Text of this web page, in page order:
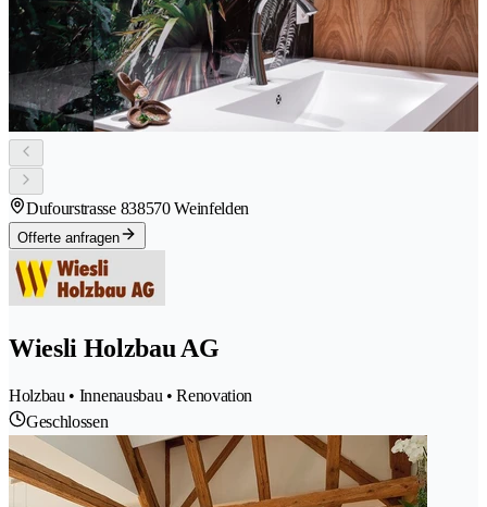
Dufourstrasse 838570 Weinfelden
Offerte anfragen
Wiesli Holzbau AG
Holzbau • Innenausbau • Renovation
Geschlossen